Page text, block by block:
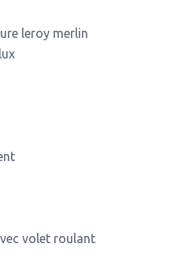
leroy merlin
volet roulant